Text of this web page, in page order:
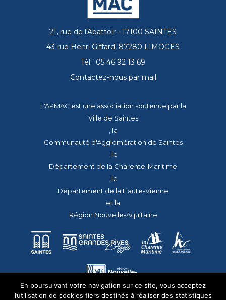
21, rue de l'Abattoir - 17100 SAINTES
43 rue Henri Giffard, 87280 LIMOGES
Tél : 05 46 92 13 69
Contactez-nous par mail
L'APMAC est une association soutenue par la
Ville de Saintes
, la
Communauté d'Agglomération de Saintes
, le
Département de la Charente-Maritime
, le
Département de la Haute-Vienne
et la
Région Nouvelle-Aquitaine
En poursuivant votre navigation sur ce site, vous acceptez
l’utilisation de cookies tiers destinés à réaliser des statistiques